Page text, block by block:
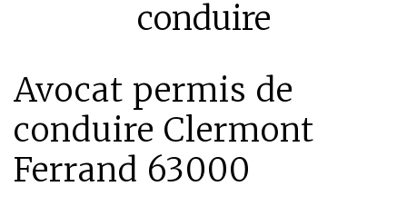
conduire
Avocat permis de
conduire Clermont
Ferrand 63000